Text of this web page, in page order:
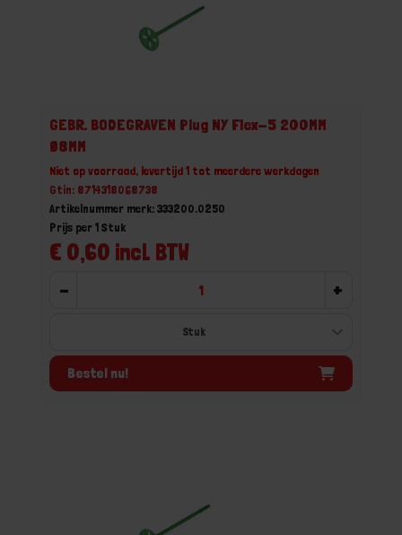
GEBR. BODEGRAVEN Plug NY Flex-5 200MM
Ø8MM
Niet op voorraad, levertijd 1 tot meerdere werkdagen
Gtin: 8714318068738
Artikelnummer merk: 333200.0250
€ 0,60 incl. BTW
Prijs per 1 Stuk
- +
Bestel nu!